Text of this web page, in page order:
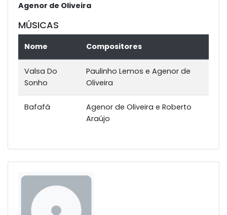
Agenor de Oliveira
MÚSICAS
Nome Compositores
Valsa Do
Sonho
Paulinho Lemos e Agenor de
Oliveira
Bafafá
Agenor de Oliveira e Roberto
Araújo